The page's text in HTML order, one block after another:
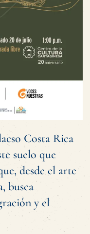
Costa Rica
suelo que
desde el arte
busca
y el